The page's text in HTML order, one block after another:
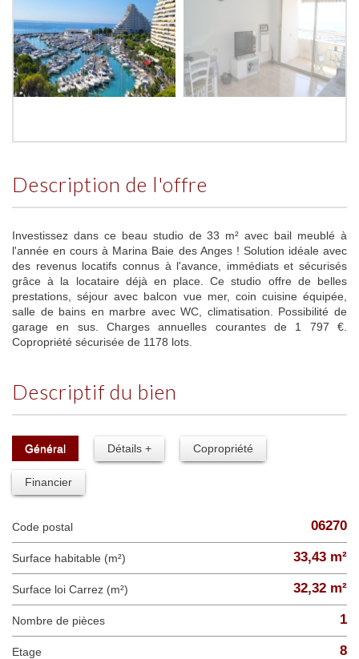
description de l'offre
Investissez dans ce beau studio de 33 m² avec bail meublé à
l'année en cours à Marina Baie des Anges ! Solution idéale avec
des revenus locatifs connus à l'avance, immédiats et sécurisés
grâce à la locataire déjà en place. Ce studio offre de belles
prestations, séjour avec balcon vue mer, coin cuisine équipée,
salle de bains en marbre avec WC, climatisation. Possibilité de
garage en sus. Charges annuelles courantes de 1 797 €.
Copropriété sécurisée de 1178 lots.
descriptif du bien
Général Détails + Copropriété
Financier
Code postal 06270
Surface habitable (m²) 33,43 m²
Surface loi Carrez (m²) 32,32 m²
Nombre de pièces 1
Etage 8